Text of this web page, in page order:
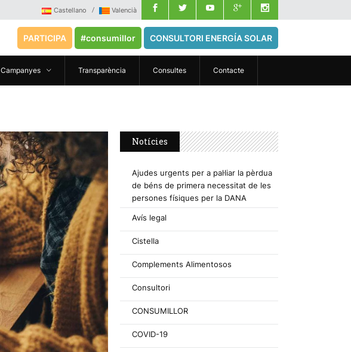
Castellano Valencià
PARTICIPA #consumillor CONSULTORI ENERGÍA SOLAR
Campanyes Transparència Consultes Contacte
Notícies
Ajudes urgents per a pal·liar la pèrdua
de béns de primera necessitat de les
persones físiques per la DANA
Avís legal
Cistella
Complements Alimentosos
Consultori
CONSUMILLOR
COVID-19